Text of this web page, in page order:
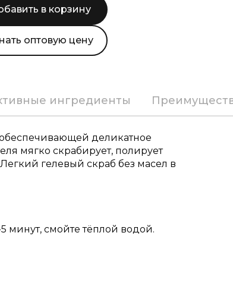
в корзину
оптовую цену
ингредиенты
обеспечивающей деликатное
мягко скрабирует, полирует
гелевый скраб без масел в
минут, смойте тёплой водой.